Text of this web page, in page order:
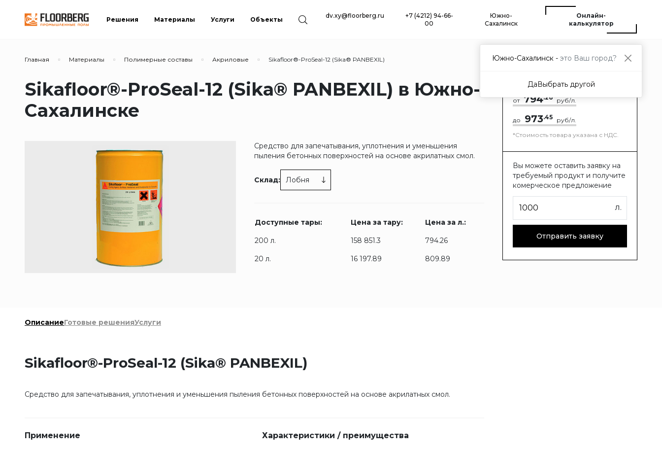
Решения Материалы Услуги Объекты
dv.xy@floorberg.ru
+7 (4212) 94-66-
00
Южно-
Сахалинск
Онлайн-
калькулятор
Главная Материалы Полимерные составы Акриловые Sikafloor®-ProSeal-12 (Sika® PANBEXIL)
Sikafloor®-ProSeal-12 (Sika® PANBEXIL) в Южно-
Сахалинске
Средство для запечатывания, уплотнения и уменьшения
пыления бетонных поверхностей на основе акрилатных смол.
Склад: Лобня
Доступные тары: Цена за тару: Цена за л.:
200 л. 158 851.3 794.26
20 л. 16 197.89 809.89
от 794.26 руб/л.
до 973.45 руб/л.
*Стоимость товара указана с НДС.
Вы можете оставить заявку на
требуемый продукт и получите
комерческое предложение
л.
Отправить заявку
ОписаниеГотовые решенияУслуги
Sikafloor®-ProSeal-12 (Sika® PANBEXIL)
Средство для запечатывания, уплотнения и уменьшения пыления бетонных поверхностей на основе акрилатных смол.
Применение Характеристики / преимущества
Южно-Сахалинск - это Ваш город?
ДаВыбрать другой